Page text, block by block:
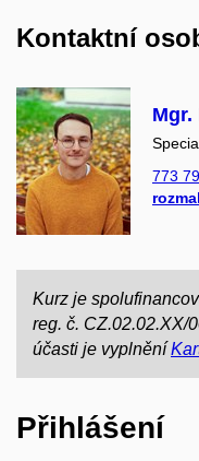
Kontaktní
Mgr.
773
Kurz je
reg. č. CZ.02.02.XX/
účasti je vyplnění
Přihlášení